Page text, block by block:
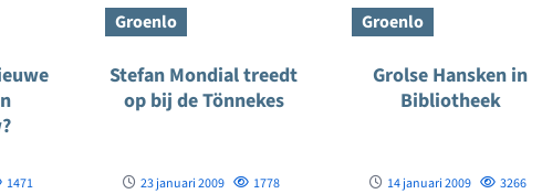
1471
Groenlo
Stefan Mondial treedt
op bij de Tönnekes
23 januari 2009 1778
Groenlo
Grolse Hansken in
Bibliotheek
14 januari 2009 3266